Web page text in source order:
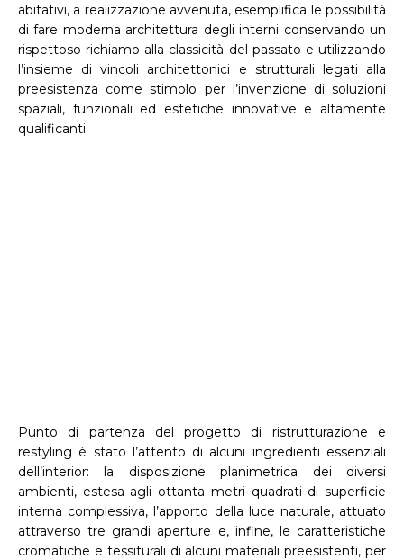
abitativi, a realizzazione avvenuta, esemplifica le possibilità
di fare moderna architettura degli interni conservando un
rispettoso richiamo alla classicità del passato e utilizzando
l’insieme di vincoli architettonici e strutturali legati alla
preesistenza come stimolo per l’invenzione di soluzioni
spaziali, funzionali ed estetiche innovative e altamente
qualificanti.
Punto di partenza del progetto di ristrutturazione e
restyling è stato l’attento di alcuni ingredienti essenziali
dell’interior: la disposizione planimetrica dei diversi
ambienti, estesa agli ottanta metri quadrati di superficie
interna complessiva, l’apporto della luce naturale, attuato
attraverso tre grandi aperture e, infine, le caratteristiche
cromatiche e tessiturali di alcuni materiali preesistenti, per